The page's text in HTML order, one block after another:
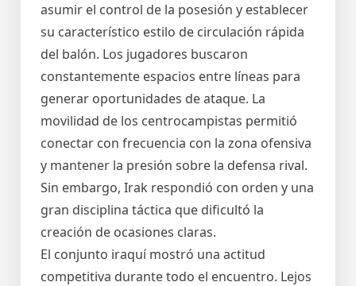
asumir el control de la posesión y establecer
su característico estilo de circulación rápida
del balón. Los jugadores buscaron
constantemente espacios entre líneas para
generar oportunidades de ataque. La
movilidad de los centrocampistas permitió
conectar con frecuencia con la zona ofensiva
y mantener la presión sobre la defensa rival.
Sin embargo, Irak respondió con orden y una
gran disciplina táctica que dificultó la
creación de ocasiones claras.
El conjunto iraquí mostró una actitud
competitiva durante todo el encuentro. Lejos